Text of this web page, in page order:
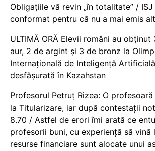
Obligațiile vă revin „în totalitate” /
conformat pentru că nu a mai emis
ULTIMĂ ORĂ Elevii români au
aur, 2 de argint și 3 de bronz la
Internațională de Inteligență
desfășurată în Kazahstan
Profesorul Petruț Rizea: O
la Titularizare, iar după contestații
8.70 / Astfel de erori îmi arată ce
profesorii buni, cu experiență să
resurse financiare sunt alocate unui